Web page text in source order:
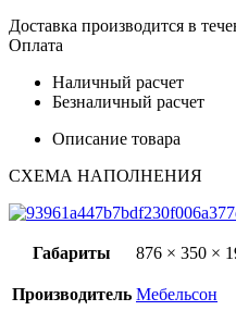
Доставка производится в
Оплата
Наличный расчет
Безналичный расчет
Описание товара
СХЕМА НАПОЛНЕНИЯ
Габариты 876 × 350 ×
Производитель Мебельсон